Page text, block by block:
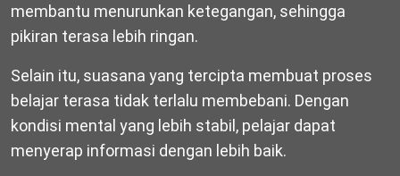
membantu menurunkan ketegangan, sehingga
pikiran terasa lebih ringan.
Selain itu, suasana yang tercipta membuat proses
belajar terasa tidak terlalu membebani. Dengan
kondisi mental yang lebih stabil, pelajar dapat
menyerap informasi dengan lebih baik.